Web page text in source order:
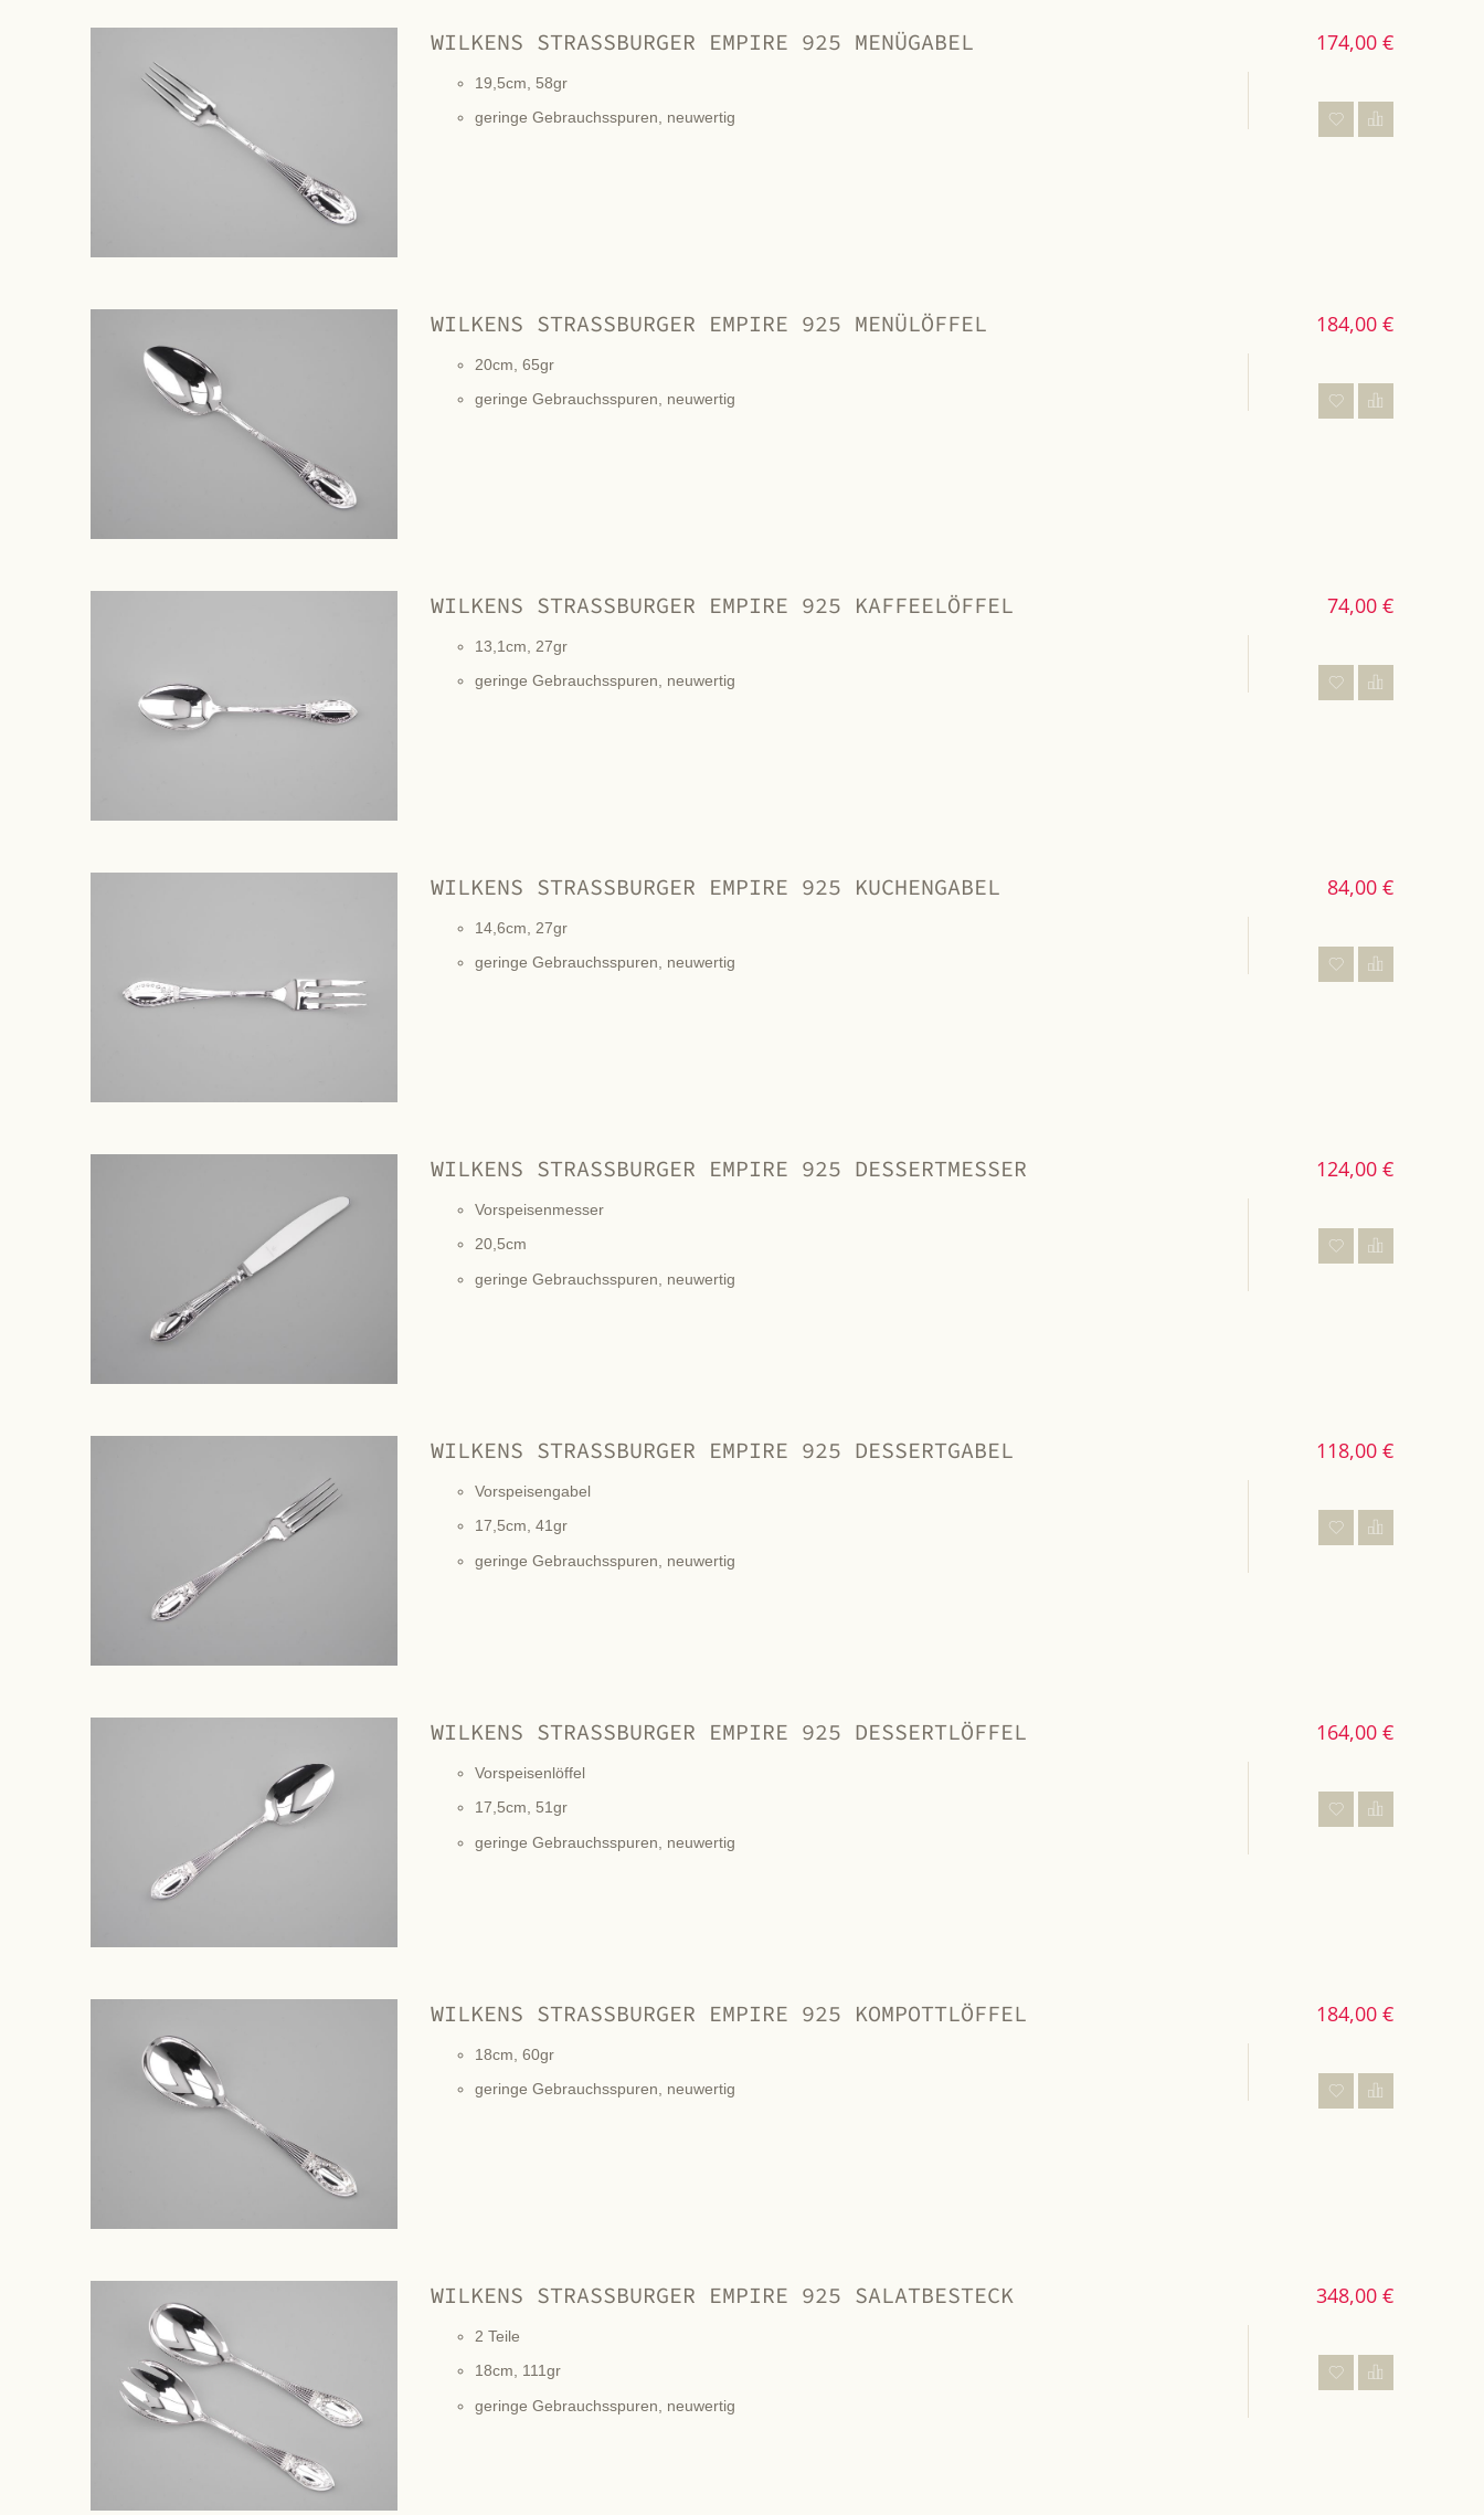
WILKENS STRASSBURGER EMPIRE 925 MENÜGABEL
19,5cm, 58gr
geringe Gebrauchsspuren, neuwertig
174,00 €
WILKENS STRASSBURGER EMPIRE 925 MENÜLÖFFEL
20cm, 65gr
geringe Gebrauchsspuren, neuwertig
184,00 €
WILKENS STRASSBURGER EMPIRE 925 KAFFEELÖFFEL
13,1cm, 27gr
geringe Gebrauchsspuren, neuwertig
74,00 €
WILKENS STRASSBURGER EMPIRE 925 KUCHENGABEL
14,6cm, 27gr
geringe Gebrauchsspuren, neuwertig
84,00 €
WILKENS STRASSBURGER EMPIRE 925 DESSERTMESSER
Vorspeisenmesser
20,5cm
geringe Gebrauchsspuren, neuwertig
124,00 €
WILKENS STRASSBURGER EMPIRE 925 DESSERTGABEL
Vorspeisengabel
17,5cm, 41gr
geringe Gebrauchsspuren, neuwertig
118,00 €
WILKENS STRASSBURGER EMPIRE 925 DESSERTLÖFFEL
Vorspeisenlöffel
17,5cm, 51gr
geringe Gebrauchsspuren, neuwertig
164,00 €
WILKENS STRASSBURGER EMPIRE 925 KOMPOTTLÖFFEL
18cm, 60gr
geringe Gebrauchsspuren, neuwertig
184,00 €
WILKENS STRASSBURGER EMPIRE 925 SALATBESTECK
2 Teile
18cm, 111gr
geringe Gebrauchsspuren, neuwertig
348,00 €